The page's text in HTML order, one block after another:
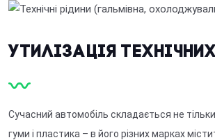
Утилізація
Сучасний автомобіль складається не
гуми і пластика – в його різних марках